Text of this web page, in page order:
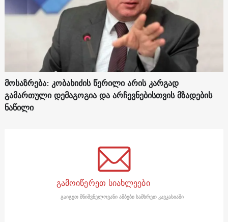
მოსაზრება: კობახიძის წერილი არის კარგად
გამართული დემაგოგია და არჩევნებისთვის მზადების
ნაწილი
გამოიწერეთ სიახლეები
გაიგეთ მნიშვნელოვანი ამბები სამხრეთ კავკასიაში